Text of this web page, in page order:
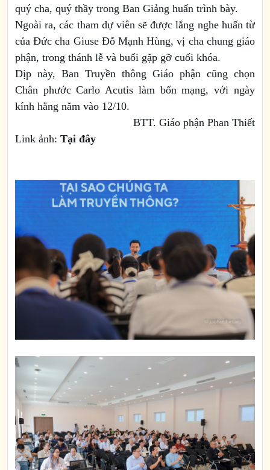
quý cha, quý thầy trong Ban Giảng huấn trình bày.
Ngoài ra, các tham dự viên sẽ được lắng nghe huấn từ
của Đức cha Giuse Đỗ Mạnh Hùng, vị cha chung giáo
phận, trong thánh lễ và buổi gặp gỡ cuối khóa.
Dịp này, Ban Truyền thông Giáo phận cũng chọn
Chân phước Carlo Acutis làm bổn mạng, với ngày
kính hằng năm vào 12/10.
BTT. Giáo phận Phan Thiết
Link ảnh: Tại đây